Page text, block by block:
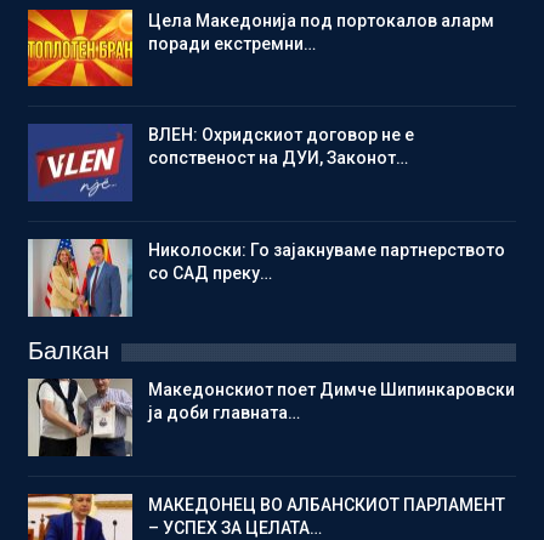
Цела Македонија под портокалов аларм
поради екстремни…
ВЛЕН: Охридскиот договор не е
сопственост на ДУИ, Законот…
Николоски: Го зајакнуваме партнерството
со САД преку…
Балкан
Македонскиот поет Димче Шипинкаровски
ја доби главната…
МАКЕДОНЕЦ ВО АЛБАНСКИОТ ПАРЛАМЕНТ
– УСПЕХ ЗА ЦЕЛАТА…